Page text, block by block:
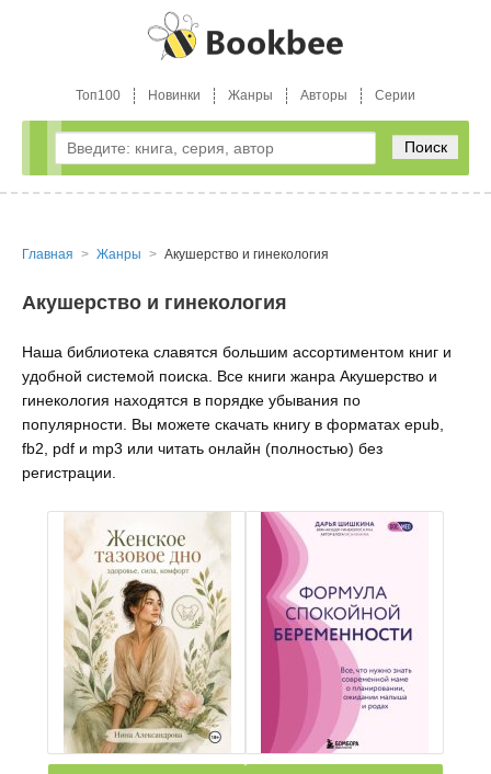
Топ100 Новинки Жанры Авторы Серии
Поиск
Главная Жанры Акушерство и гинекология
Акушерство и гинекология
Наша библиотека славятся большим ассортиментом книг и
удобной системой поиска. Все книги жанра Акушерство и
гинекология находятся в порядке убывания по
популярности. Вы можете скачать книгу в форматах epub,
fb2, pdf и mp3 или читать онлайн (полностью) без
регистрации.